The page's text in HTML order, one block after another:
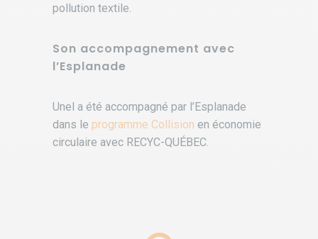
pollution textile.
Son accompagnement avec
l’Esplanade
Unel a été accompagné par l’Esplanade
dans le programme Collision en économie
circulaire avec RECYC-QUÉBEC.